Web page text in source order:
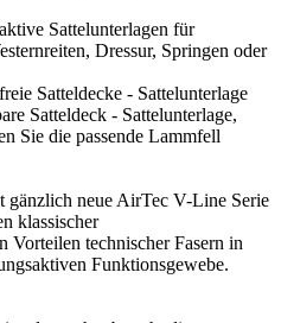
Sattelunterlagen für
Dressur, Springen oder
Satteldecke - Sattelunterlage
Satteldeck - Sattelunterlage,
Sie die passende Lammfell
gänzlich neue AirTec V-Line Serie
klassischer
Vorteilen technischer Fasern in
Funktionsgewebe.